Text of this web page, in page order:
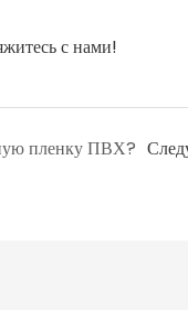
с нами!
пленку ПВХ?